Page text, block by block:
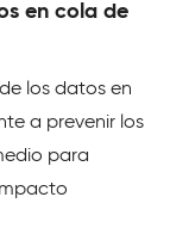
en cola de
los datos en
a prevenir los
para